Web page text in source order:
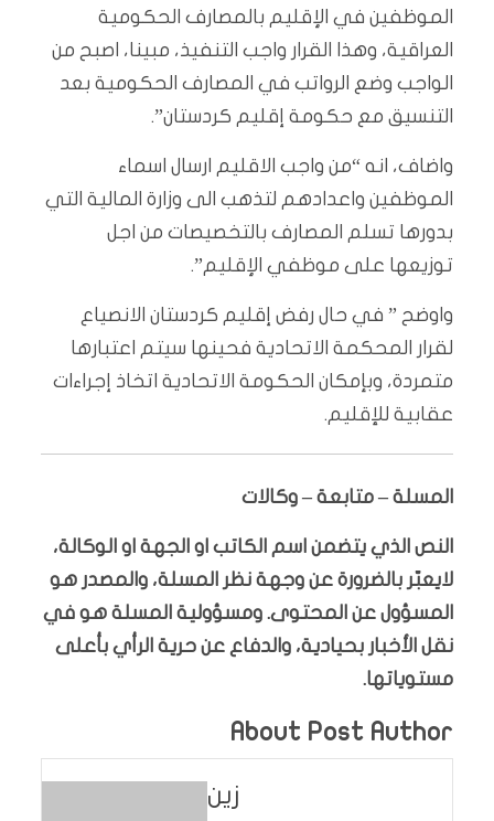
الموظفين في الإقليم بالمصارف الحكومية
العراقية، وهذا القرار واجب التنفيذ، مبينا، اصبح من
الواجب وضع الرواتب في المصارف الحكومية بعد
التنسيق مع حكومة إقليم كردستان”.
واضاف، انه “من واجب الاقليم ارسال اسماء
الموظفين واعدادهم لتذهب الى وزارة المالية التي
بدورها تسلم المصارف بالتخصيصات من اجل
توزيعها على موظفي الإقليم”.
واوضح ” في حال رفض إقليم كردستان الانصياع
لقرار المحكمة الاتحادية فحينها سيتم اعتبارها
متمردة، وبإمكان الحكومة الاتحادية اتخاذ إجراءات
عقابية للإقليم.
المسلة – متابعة – وكالات
النص الذي يتضمن اسم الكاتب او الجهة او الوكالة،
لايعبّر بالضرورة عن وجهة نظر المسلة، والمصدر هو
المسؤول عن المحتوى. ومسؤولية المسلة هو في
نقل الأخبار بحيادية، والدفاع عن حرية الرأي بأعلى
مستوياتها.
About Post Author
زين